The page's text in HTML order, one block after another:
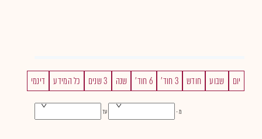
יום שבוע חודש 3 חוד' 6 חוד' שנה 3 שנים כל המידע דינמי
מ - עד